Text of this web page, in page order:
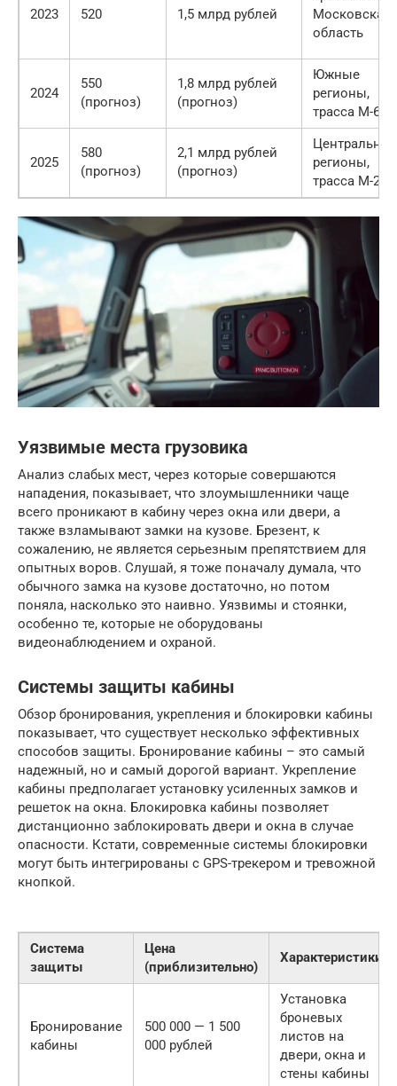
2023 520 1,5 млрд рублей
Московская
область
2024
550
(прогноз)
1,8 млрд рублей
(прогноз)
Южные
регионы,
трасса М-6
2025
580
(прогноз)
2,1 млрд рублей
(прогноз)
регионы,
трасса М-2
Уязвимые места грузовика
Анализ слабых мест, через которые совершаются
нападения, показывает, что злоумышленники чаще
всего проникают в кабину через окна или двери, а
также взламывают замки на кузове. Брезент, к
сожалению, не является серьезным препятствием для
опытных воров. Слушай, я тоже поначалу думала, что
обычного замка на кузове достаточно, но потом
поняла, насколько это наивно. Уязвимы и стоянки,
особенно те, которые не оборудованы
видеонаблюдением и охраной.
Системы защиты кабины
Обзор бронирования, укрепления и блокировки кабины
показывает, что существует несколько эффективных
способов защиты. Бронирование кабины – это самый
надежный, но и самый дорогой вариант. Укрепление
кабины предполагает установку усиленных замков и
решеток на окна. Блокировка кабины позволяет
дистанционно заблокировать двери и окна в случае
опасности. Кстати, современные системы блокировки
могут быть интегрированы с GPS-трекером и тревожной
кнопкой.
Система
защиты
Цена
(приблизительно)
Характеристики
Бронирование
кабины
500 000 — 1 500
000 рублей
Установка
броневых
листов на
двери, окна и
стены кабины